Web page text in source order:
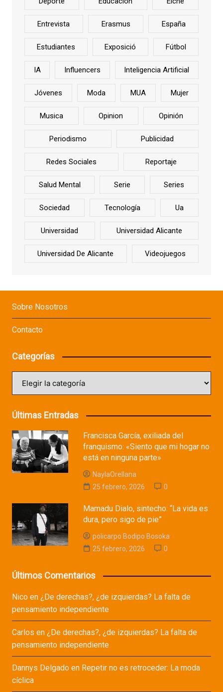
Entrevista Erasmus España
Estudiantes Exposició Fútbol
IA Influencers Inteligencia Artificial
Jóvenes Moda MUA Mujer
Musica Opinion Opinión
Periodismo Publicidad
Redes Sociales Reportaje
Salud Mental Serie Series
Sociedad Tecnología Ua
Universidad Universidad Alicante
Universidad De Alicante Videojuegos
Sobre Nosotros
Contacto
Categorías
Últimas Entradas
Francisca García, exiliada del
franquismo: «Siento que mi hogar no
está en ninguna parte»
NaylaOrellana
25 febrero, 2026
0
Mamadu Dialo, sintecho: “La vida es
dura, pero sigo de pie”
policarpo Bodipo Bosoka
25 febrero, 2026
0
Últimos Comentarios
Nicoen ¿De derechas?, ¿de izquierdas? La falta de
pensamiento independiente
Carlos en ¿De derechas?, ¿de izquierdas? La falta de
pensamiento independiente
Dannys Delgadoen Repetir no es retroceder: La moda
cíclica